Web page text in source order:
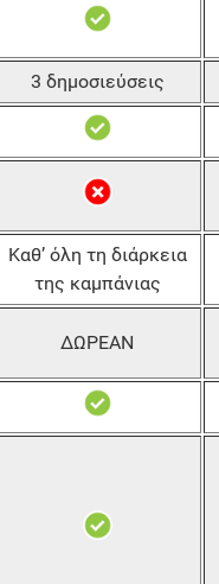
3 δημοσιεύσεις
Καθ’ όλη τη διάρκεια
της καμπάνιας
ΔΩΡΕΑΝ